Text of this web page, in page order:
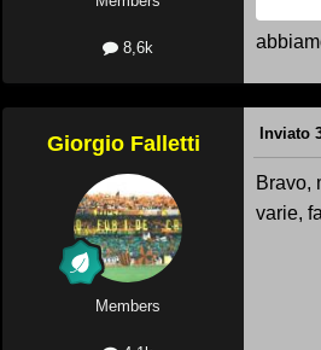
8,6k
Giorgio Falletti
Members
Inviato
Bravo,
varie,